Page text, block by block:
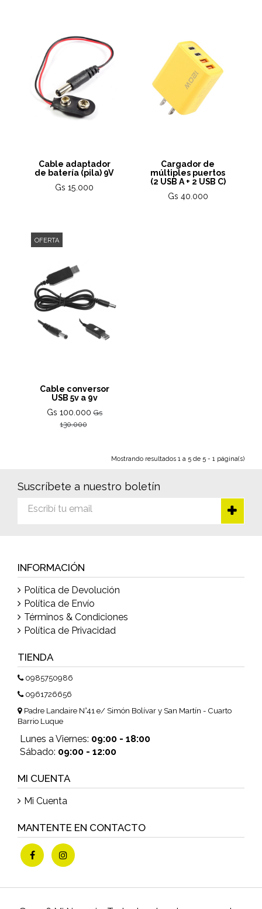
Cable adaptador
de batería (pila) 9V
Gs 15.000
Cargador de
múltiples puertos
(2 USB A + 2 USB C)
Gs 40.000
OFERTA
Cable conversor
USB 5v a 9v
Gs 100.000 Gs
130.000
Mostrando resultados 1 a 5 de 5 - 1 página(s)
Suscríbete a nuestro boletín
INFORMACIÓN
Política de Devolución
Política de Envío
Términos & Condiciones
Política de Privacidad
TIENDA
0985750986
0961726656
Padre Landaire N°41 e/ Simón Bolívar y San Martín - Cuarto
Barrio Luque
Lunes a Viernes: 09:00 - 18:00
Sábado: 09:00 - 12:00
MI CUENTA
Mi Cuenta
MANTENTE EN CONTACTO